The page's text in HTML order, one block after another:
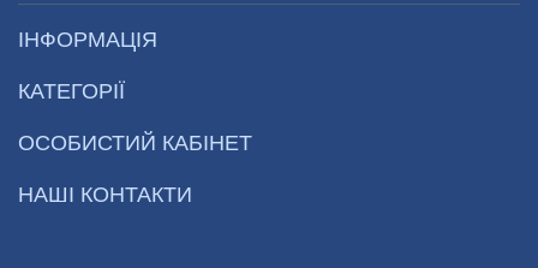
ІНФОРМАЦІЯ
КАТЕГОРІЇ
ОСОБИСТИЙ КАБІНЕТ
НАШІ КОНТАКТИ